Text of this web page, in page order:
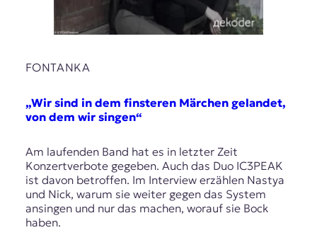
FONTANKA
„Wir sind in dem finsteren Märchen gelandet,
von dem wir singen“
Am laufenden Band hat es in letzter Zeit
Konzertverbote gegeben. Auch das Duo IC3PEAK
ist davon betroffen. Im Interview erzählen Nastya
und Nick, warum sie weiter gegen das System
ansingen und nur das machen, worauf sie Bock
haben.